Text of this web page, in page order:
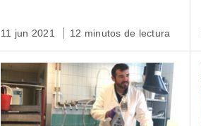
Spider
11 jun 2021 12 minutos de lectura